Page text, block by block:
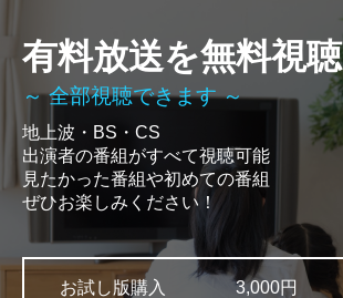
有料放送を無料視聴
～ 全部視聴できます ～
地上波・BS・CS
出演者の番組がすべて視聴可能
見たかった番組や初めての番組
ぜひお楽しみください！
お試し版購入 3,000円